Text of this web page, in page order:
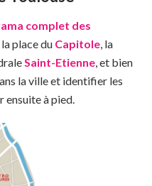
complet des
la place du Capitole, la
Saint-Etienne, et bien
la ville et identifier les
ensuite à pied.